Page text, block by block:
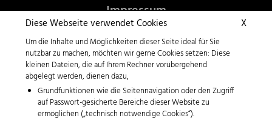
Diese Webseite verwendet Cookies X
Um die Inhalte und Möglichkeiten dieser Seite ideal für Sie
nutzbar zu machen, möchten wir gerne Cookies setzen: Diese
kleinen Dateien, die auf Ihrem Rechner vorübergehend
abgelegt werden, dienen dazu,
Grundfunktionen wie die Seitennavigation oder den Zugriff
auf Passwort-gesicherte Bereiche dieser Website zu
ermöglichen („technisch notwendige Cookies“).
Impressum
AGB
Datenschutzerklärung
Copyright 2026